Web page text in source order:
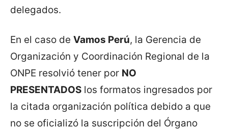
delegados.
En el caso de Vamos Perú, la Gerencia de
Organización y Coordinación Regional de la
ONPE resolvió tener por NO
PRESENTADOS los formatos ingresados por
la citada organización política debido a que
no se oficializó la suscripción del Órgano